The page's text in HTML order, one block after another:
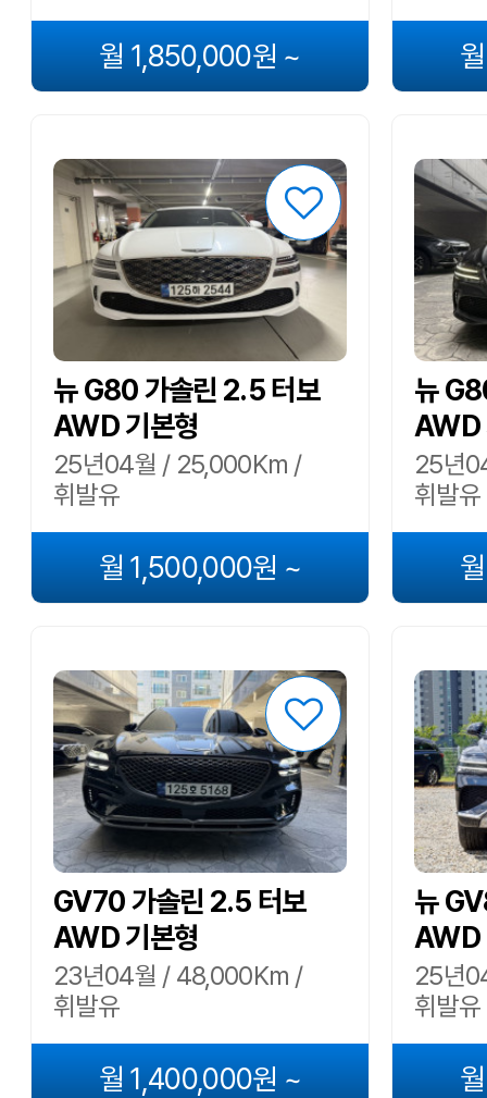
월 1,850,000원 ~
뉴 G80 가솔린 2.5 터보
AWD 기본형
25년04월 / 25,000Km /
휘발유
월 1,500,000원 ~
뉴
AWD
25년
휘발유
GV70 가솔린 2.5 터보
AWD 기본형
23년04월 / 48,000Km /
휘발유
월 1,400,000원 ~
뉴
AWD
25년
휘발유